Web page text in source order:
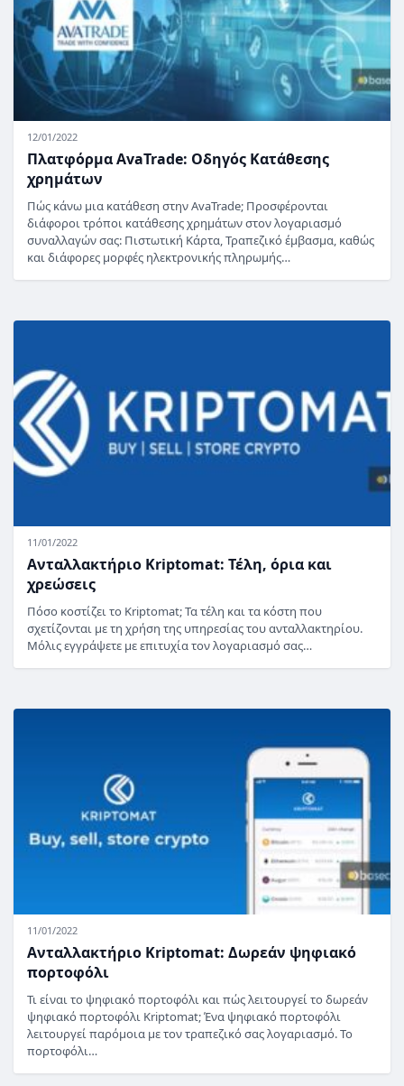
12/01/2022
Πλατφόρμα AvaTrade: Οδηγός Κατάθεσης
χρημάτων
Πώς κάνω μια κατάθεση στην AvaTrade; Προσφέρονται
διάφοροι τρόποι κατάθεσης χρημάτων στον λογαριασμό
συναλλαγών σας: Πιστωτική Κάρτα, Τραπεζικό έμβασμα, καθώς
και διάφορες μορφές ηλεκτρονικής πληρωμής…
11/01/2022
Ανταλλακτήριο Kriptomat: Τέλη, όρια και
χρεώσεις
Πόσο κοστίζει το Kriptomat; Τα τέλη και τα κόστη που
σχετίζονται με τη χρήση της υπηρεσίας του ανταλλακτηρίου.
Μόλις εγγράψετε με επιτυχία τον λογαριασμό σας…
11/01/2022
Ανταλλακτήριο Kriptomat: Δωρεάν ψηφιακό
πορτοφόλι
Τι είναι το ψηφιακό πορτοφόλι και πώς λειτουργεί το δωρεάν
ψηφιακό πορτοφόλι Kriptomat; Ένα ψηφιακό πορτοφόλι
λειτουργεί παρόμοια με τον τραπεζικό σας λογαριασμό. Το
πορτοφόλι…